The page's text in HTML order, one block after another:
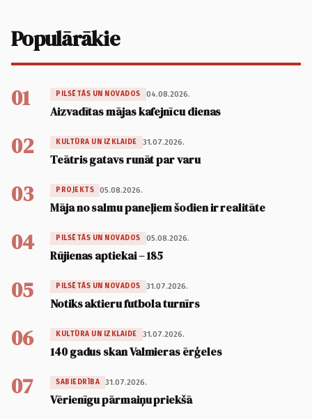
Populārākie
01 PILSĒTĀS UN NOVADOS 04.08.2026.
Aizvadītas mājas kafejnīcu dienas
02 KULTŪRA UN IZKLAIDE 31.07.2026.
Teātris gatavs runāt par varu
03 PROJEKTS 05.08.2026.
Māja no salmu paneļiem šodien ir realitāte
04 PILSĒTĀS UN NOVADOS 05.08.2026.
Rūjienas aptiekai – 185
05 PILSĒTĀS UN NOVADOS 31.07.2026.
Notiks aktieru futbola turnīrs
06 KULTŪRA UN IZKLAIDE 31.07.2026.
140 gadus skan Valmieras ērģeles
07 SABIEDRĪBA 31.07.2026.
Vērienīgu pārmaiņu priekšā